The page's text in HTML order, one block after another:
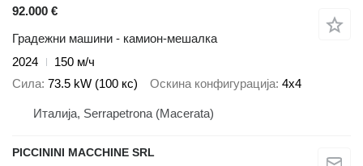
92.000 €
Градежни машини - камион-мешалка
2024
150 м/ч
Сила 73.5 kW (100 кс) Оскина конфигурација 4x4
Италија, Serrapetrona (Macerata)
PICCININI MACCHINE SRL